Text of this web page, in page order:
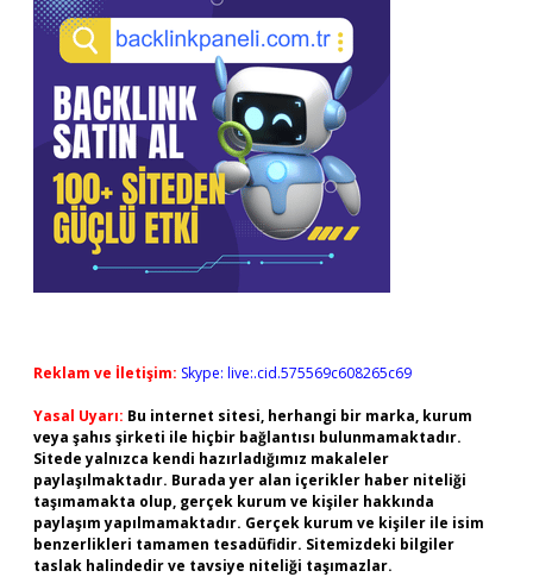
Reklam ve İletişim: Skype: live:.cid.575569c608265c69
Yasal Uyarı: Bu internet sitesi, herhangi bir marka, kurum
veya şahıs şirketi ile hiçbir bağlantısı bulunmamaktadır.
Sitede yalnızca kendi hazırladığımız makaleler
paylaşılmaktadır. Burada yer alan içerikler haber niteliği
taşımamakta olup, gerçek kurum ve kişiler hakkında
paylaşım yapılmamaktadır. Gerçek kurum ve kişiler ile isim
benzerlikleri tamamen tesadüfidir. Sitemizdeki bilgiler
taslak halindedir ve tavsiye niteliği taşımazlar.